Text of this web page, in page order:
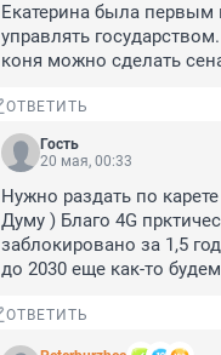
Екатерина была первым
управлять
коня можно сделать
ОТВЕТИТЬ
Гость
20 мая, 00:33
Нужно раздать по
Думу ) Благо 4G
заблокировано за 1,5
до 2030 еще как-то
ОТВЕТИТЬ